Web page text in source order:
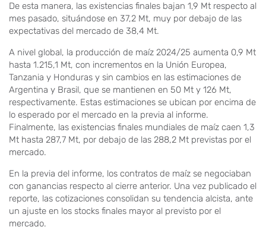
De esta manera, las existencias finales bajan 1,9 Mt respecto al
mes pasado, situándose en 37,2 Mt, muy por debajo de las
expectativas del mercado de 38,4 Mt.
A nivel global, la producción de maíz 2024/25 aumenta 0,9 Mt
hasta 1.215,1 Mt, con incrementos en la Unión Europea,
Tanzania y Honduras y sin cambios en las estimaciones de
Argentina y Brasil, que se mantienen en 50 Mt y 126 Mt,
respectivamente. Estas estimaciones se ubican por encima de
lo esperado por el mercado en la previa al informe.
Finalmente, las existencias finales mundiales de maíz caen 1,3
Mt hasta 287,7 Mt, por debajo de las 288,2 Mt previstas por el
mercado.
En la previa del informe, los contratos de maíz se negociaban
con ganancias respecto al cierre anterior. Una vez publicado el
reporte, las cotizaciones consolidan su tendencia alcista, ante
un ajuste en los stocks finales mayor al previsto por el
mercado.